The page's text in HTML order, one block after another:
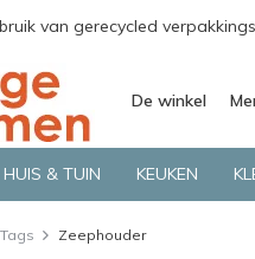
van gerecycled
De winkel
HUIS & TUIN KEUKEN
Tags Zeephouder